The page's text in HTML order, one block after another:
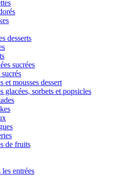
desserts
sucrées
et mousses dessert
glacées, sorbets et popsicles
de fruits
les entrées